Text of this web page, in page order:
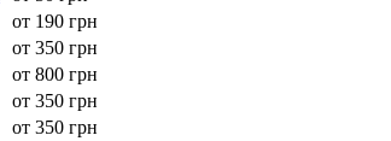
от 190 грн
от 350 грн
от 800 грн
от 350 грн
от 350 грн